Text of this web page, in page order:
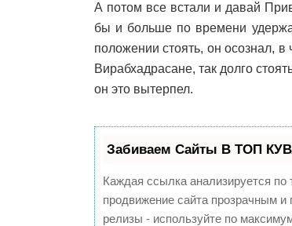
А потом все встали и давай
бы и больше по времени
положении стоять, он осознал,
Вирабхадрасане, так долго
он это вытерпел.
Забиваем Сайты В ТОП
Каждая ссылка анализируется по
продвижение сайта прозрачным
релизы - используйте по